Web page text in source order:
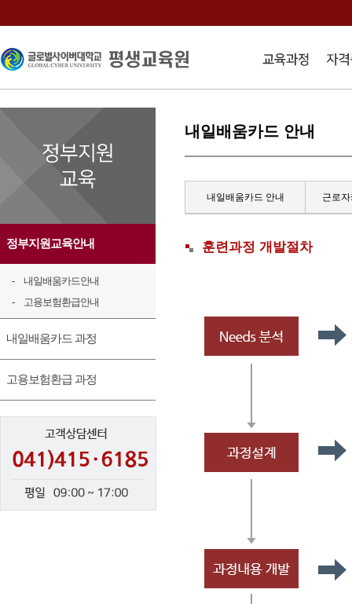
정부지원교육안내
내일배움카드안내
고용보험환급안내
내일배움카드 과정
고용보험환급 과정
내일배움카드 안내
내일배움카드 안내 근로
훈련과정 개발절차